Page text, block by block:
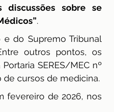
discussões sobre se
.
e do Supremo Tribunal
outros pontos, os
SERES/MEC nº
de cursos de medicina.
fevereiro de 2026, nos